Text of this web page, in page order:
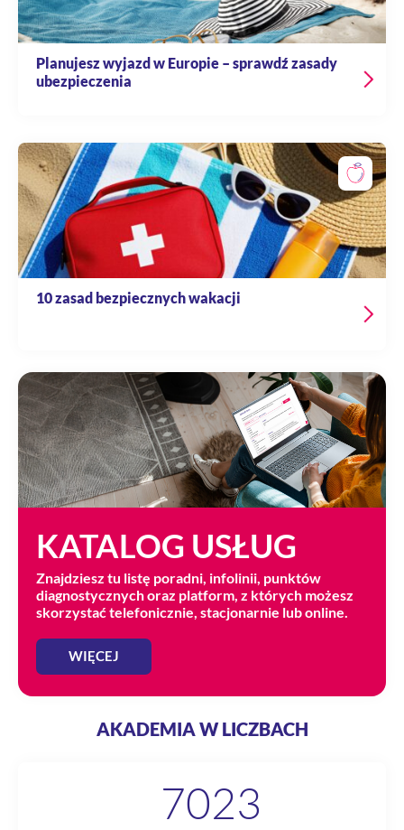
Planujesz wyjazd w Europie – sprawdź zasady
ubezpieczenia
10 zasad bezpiecznych wakacji
KATALOG USŁUG
Znajdziesz tu listę poradni, infolinii, punktów
diagnostycznych oraz platform, z których możesz
skorzystać telefonicznie, stacjonarnie lub online.
WIĘCEJ
AKADEMIA W LICZBACH
7023